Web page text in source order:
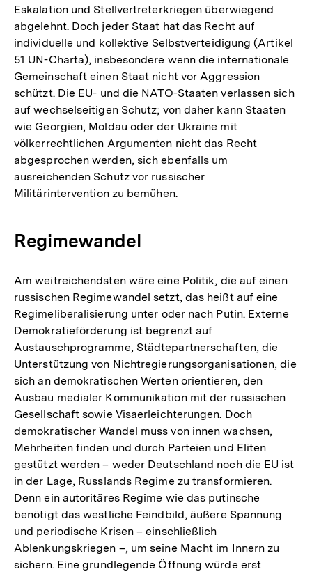
Eskalation und Stellvertreterkriegen überwiegend
abgelehnt. Doch jeder Staat hat das Recht auf
individuelle und kollektive Selbstverteidigung (Artikel
51 UN-Charta), insbesondere wenn die internationale
Gemeinschaft einen Staat nicht vor Aggression
schützt. Die EU- und die NATO-Staaten verlassen sich
auf wechselseitigen Schutz; von daher kann Staaten
wie Georgien, Moldau oder der Ukraine mit
völkerrechtlichen Argumenten nicht das Recht
abgesprochen werden, sich ebenfalls um
ausreichenden Schutz vor russischer
Militärintervention zu bemühen.
Regimewandel
Am weitreichendsten wäre eine Politik, die auf einen
russischen Regimewandel setzt, das heißt auf eine
Regimeliberalisierung unter oder nach Putin. Externe
Demokratieförderung ist begrenzt auf
Austauschprogramme, Städtepartnerschaften, die
Unterstützung von Nichtregierungsorganisationen, die
sich an demokratischen Werten orientieren, den
Ausbau medialer Kommunikation mit der russischen
Gesellschaft sowie Visaerleichterungen. Doch
demokratischer Wandel muss von innen wachsen,
Mehrheiten finden und durch Parteien und Eliten
gestützt werden – weder Deutschland noch die EU ist
in der Lage, Russlands Regime zu transformieren.
Denn ein autoritäres Regime wie das putinsche
benötigt das westliche Feindbild, äußere Spannung
und periodische Krisen – einschließlich
Ablenkungskriegen –, um seine Macht im Innern zu
sichern. Eine grundlegende Öffnung würde erst